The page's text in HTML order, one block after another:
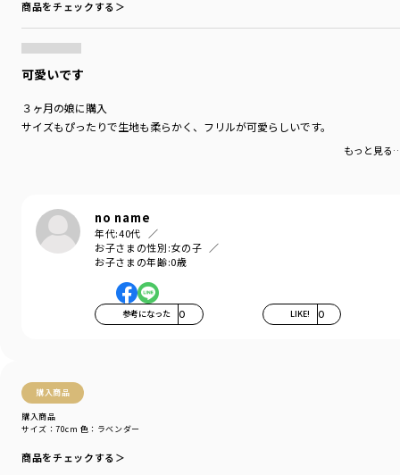
商品をチェックする＞
可愛いです
３ヶ月の娘に購入
サイズもぴったりで生地も柔らかく、フリルが可愛らしいです。
もっと見る
no name
年代:40代
お子さまの性別:女の子
お子さまの年齢:0歳
参考になった 0 LIKE! 0
購入商品
購入商品
サイズ：70cm 色：ラベンダー
商品をチェックする＞